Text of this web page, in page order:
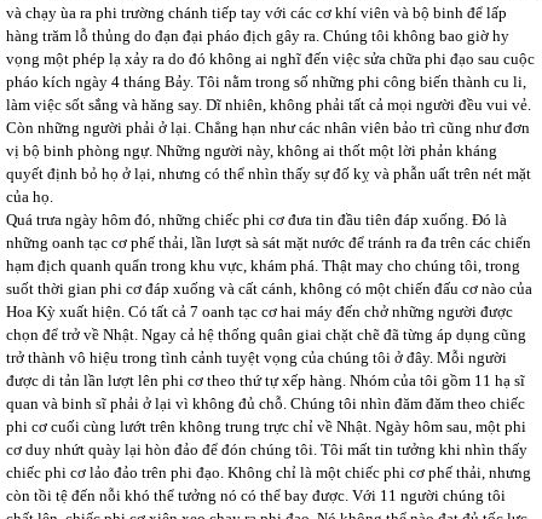
và chạy ùa ra phi trường chánh tiếp tay với các cơ khí viên và bộ binh để lấp
hàng trăm lỗ thủng do đạn đại pháo địch gây ra. Chúng tôi không bao giờ hy
vọng một phép lạ xảy ra do đó không ai nghĩ đến việc sửa chữa phi đạo sau cuộc
pháo kích ngày 4 tháng Bảy. Tôi nằm trong số những phi công biến thành cu li,
làm việc sốt sắng và hăng say. Dĩ nhiên, không phải tất cả mọi người đều vui vẻ.
Còn những người phải ở lại. Chẳng hạn như các nhân viên bảo trì cũng như đơn
vị bộ binh phòng ngự. Những người này, không ai thốt một lời phản kháng
quyết định bỏ họ ở lại, nhưng có thể nhìn thấy sự đố kỵ và phẫn uất trên nét mặt
của họ.
Quá trưa ngày hôm đó, những chiếc phi cơ đưa tin đầu tiên đáp xuống. Đó là
những oanh tạc cơ phế thải, lần lượt sà sát mặt nước để tránh ra đa trên các chiến
hạm địch quanh quẩn trong khu vực, khám phá. Thật may cho chúng tôi, trong
suốt thời gian phi cơ đáp xuống và cất cánh, không có một chiến đấu cơ nào của
Hoa Kỳ xuất hiện. Có tất cả 7 oanh tạc cơ hai máy đến chở những người được
chọn để trở về Nhật. Ngay cả hệ thống quân giai chặt chẽ đã từng áp dụng cũng
trở thành vô hiệu trong tình cảnh tuyệt vọng của chúng tôi ở đây. Mỗi người
được di tản lần lượt lên phi cơ theo thứ tự xếp hàng. Nhóm của tôi gồm 11 hạ sĩ
quan và binh sĩ phải ở lại vì không đủ chỗ. Chúng tôi nhìn đăm đăm theo chiếc
phi cơ cuối cùng lướt trên không trung trực chỉ về Nhật. Ngày hôm sau, một phi
cơ duy nhứt quày lại hòn đảo để đón chúng tôi. Tôi mất tin tưởng khi nhìn thấy
chiếc phi cơ lảo đảo trên phi đạo. Không chỉ là một chiếc phi cơ phế thải, nhưng
còn tồi tệ đến nỗi khó thể tưởng nó có thể bay được. Với 11 người chúng tôi